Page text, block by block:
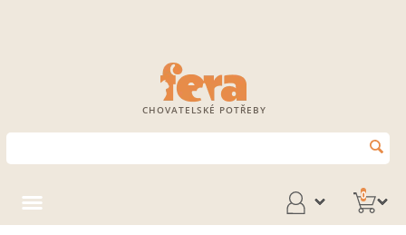
CHOVATELSKÉ POTŘEBY
0